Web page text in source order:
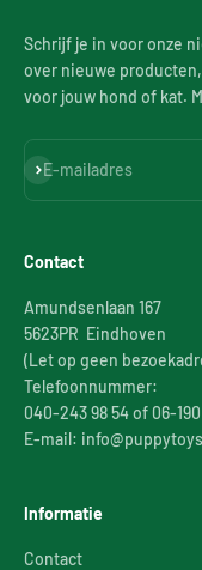
Schrijf je in voor onze
over nieuwe
voor jouw hond of kat.
E-mailadres
Abonneren
Contact
Amundsenlaan 167
5623PR Eindhoven
(Let op geen
Telefoonnummer:
040-243 98 54 of 06-
E-mail:
Informatie
Contact